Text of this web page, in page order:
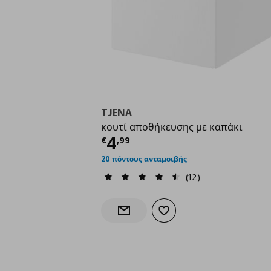
TJENA
κουτί αποθήκευσης με καπάκι
€4,99
Τρέχουσα τιμή
20 πόντους ανταμοιβής
(12)
Ενημέρωση διαθεσιμότητας
Προσθήκη στα αγαπημένα